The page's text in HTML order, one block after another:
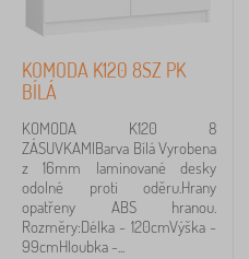
Vyhledat v rámci filtru
Dostupnost
Podkategorie
Typ nabídky
Štítky
KOMODA K120 8SZ PK
BÍLÁ
KOMODA K120 8
ZÁSUVKAMIBarva Bílá Vyrobena
z 16mm laminované desky
odolné proti oděru.Hrany
opatřeny ABS hranou.
Rozměry:Délka - 120cmVýška -
99cmHloubka -...